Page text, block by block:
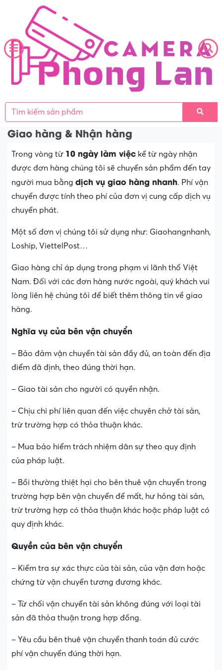
Home »Giao hàng & Nhận hàng
Giao hàng & Nhận hàng
Trong vòng từ 10 ngày làm việc kể từ ngày nhận
được đơn hàng chúng tôi sẽ chuyển sản phẩm đến tay
người mua bằng dịch vụ giao hàng nhanh. Phí vận
chuyển được tính theo phí của đơn vị cung cấp dịch vụ
chuyển phát.
Một số đơn vị chúng tôi sử dụng như: Giaohangnhanh,
Loship, ViettelPost…
Giao hàng chỉ áp dụng trong phạm vi lãnh thổ Việt
Nam. Đối với các đơn hàng nước ngoài, quý khách vui
lòng liên hệ chúng tôi để biết thêm thông tin về giao
hàng.
Nghĩa vụ của bên vận chuyển
– Bảo đảm vận chuyển tài sản đầy đủ, an toàn đến địa
điểm đã định, theo đúng thời hạn.
– Giao tài sản cho người có quyền nhận.
– Chịu chi phí liên quan đến việc chuyên chở tài sản,
trừ trường hợp có thỏa thuận khác.
– Mua bảo hiểm trách nhiệm dân sự theo quy định
của pháp luật.
– Bồi thường thiệt hại cho bên thuê vận chuyển trong
trường hợp bên vận chuyển để mất, hư hỏng tài sản,
trừ trường hợp có thỏa thuận khác hoặc pháp luật có
quy định khác.
Quyền của bên vận chuyển
– Kiểm tra sự xác thực của tài sản, của vận đơn hoặc
chứng từ vận chuyển tương đương khác.
– Từ chối vận chuyển tài sản không đúng với loại tài
sản đã thỏa thuận trong hợp đồng.
– Yêu cầu bên thuê vận chuyển thanh toán đủ cước
phí vận chuyển đúng thời hạn.